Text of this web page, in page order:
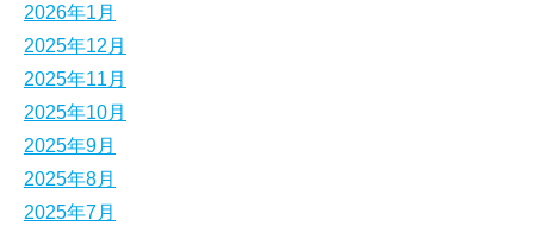
2026年1月
2025年12月
2025年11月
2025年10月
2025年9月
2025年8月
2025年7月